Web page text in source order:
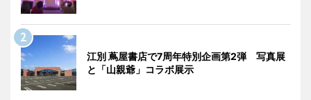
江別 蔦屋書店で7周年特別企画第2弾 写真展
と「山親爺」コラボ展示